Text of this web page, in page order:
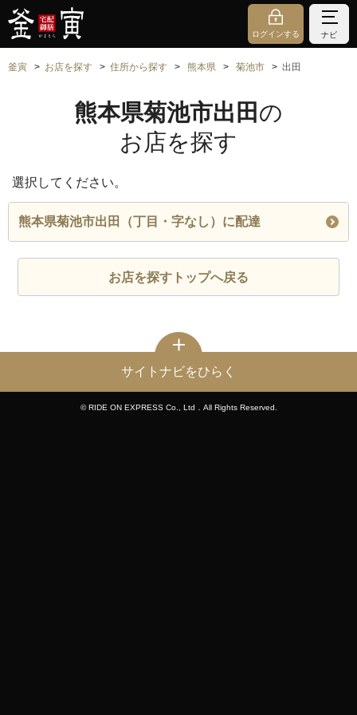
ログインする ナビ
釜寅 お店を探す 住所から探す 熊本県 菊池市 出田
熊本県菊池市出田 の
お店を探す
選択してください。
熊本県菊池市出田（丁目・字なし）に配達
お店を探すトップへ戻る
サイトナビをひらく
© RIDE ON EXPRESS Co., Ltd．All Rights Reserved.